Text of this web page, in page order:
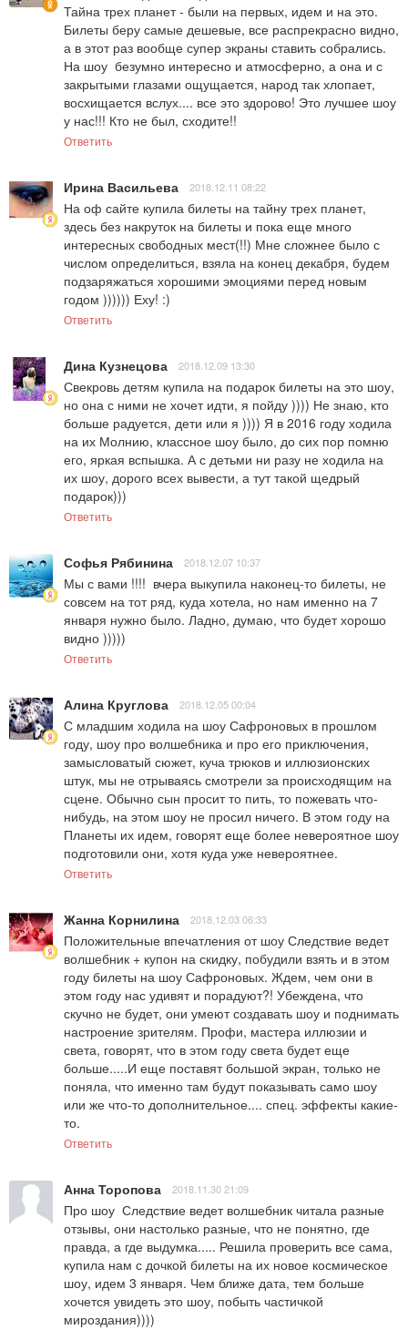
Тайна трех планет - были на первых, идем и на это.
Билеты беру самые дешевые, все распрекрасно видно,
а в этот раз вообще супер экраны ставить собрались.
На шоу  безумно интересно и атмосферно, а она и с
закрытыми глазами ощущается, народ так хлопает,
восхищается вслух.... все это здорово! Это лучшее шоу
у нас!!! Кто не был, сходите!!
Ответить
Ирина Васильева 2018.12.11 08:22
На оф сайте купила билеты на тайну трех планет,
здесь без накруток на билеты и пока еще много
интересных свободных мест(!!) Мне сложнее было с
числом определиться, взяла на конец декабря, будем
подзаряжаться хорошими эмоциями перед новым
годом )))))) Еху! :)
Ответить
Дина Кузнецова 2018.12.09 13:30
Свекровь детям купила на подарок билеты на это шоу,
но она с ними не хочет идти, я пойду )))) Не знаю, кто
больше радуется, дети или я )))) Я в 2016 году ходила
на их Молнию, классное шоу было, до сих пор помню
его, яркая вспышка. А с детьми ни разу не ходила на
их шоу, дорого всех вывести, а тут такой щедрый
подарок)))
Ответить
Софья Рябинина 2018.12.07 10:37
Мы с вами !!!!  вчера выкупила наконец-то билеты, не
совсем на тот ряд, куда хотела, но нам именно на 7
января нужно было. Ладно, думаю, что будет хорошо
видно )))))
Ответить
Алина Круглова 2018.12.05 00:04
С младшим ходила на шоу Сафроновых в прошлом
году, шоу про волшебника и про его приключения,
замысловатый сюжет, куча трюков и иллюзионских
штук, мы не отрываясь смотрели за происходящим на
сцене. Обычно сын просит то пить, то пожевать что-
нибудь, на этом шоу не просил ничего. В этом году на
Планеты их идем, говорят еще более невероятное шоу
подготовили они, хотя куда уже невероятнее.
Ответить
Жанна Корнилина 2018.12.03 06:33
Положительные впечатления от шоу Следствие ведет
волшебник + купон на скидку, побудили взять и в этом
году билеты на шоу Сафроновых. Ждем, чем они в
этом году нас удивят и порадуют?! Убеждена, что
скучно не будет, они умеют создавать шоу и поднимать
настроение зрителям. Профи, мастера иллюзии и
света, говорят, что в этом году света будет еще
больше.....И еще поставят большой экран, только не
поняла, что именно там будут показывать само шоу
или же что-то дополнительное.... спец. эффекты какие-
то.
Ответить
Анна Торопова 2018.11.30 21:09
Про шоу  Следствие ведет волшебник читала разные
отзывы, они настолько разные, что не понятно, где
правда, а где выдумка..... Решила проверить все сама,
купила нам с дочкой билеты на их новое космическое
шоу, идем 3 января. Чем ближе дата, тем больше
хочется увидеть это шоу, побыть частичкой
мироздания))))